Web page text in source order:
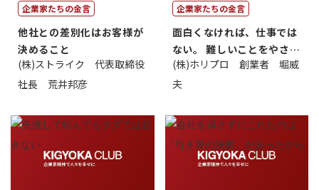
企業家たちの金言
他社との差別化はお客様が
決めること
(株)ストライク 代表取締役
社長 荒井邦彦
企業家たちの金言
面白くなければ、仕事では
ない。 難しいことをやさし
く。やさし...
(株)ホリプロ 創業者 堀威
夫